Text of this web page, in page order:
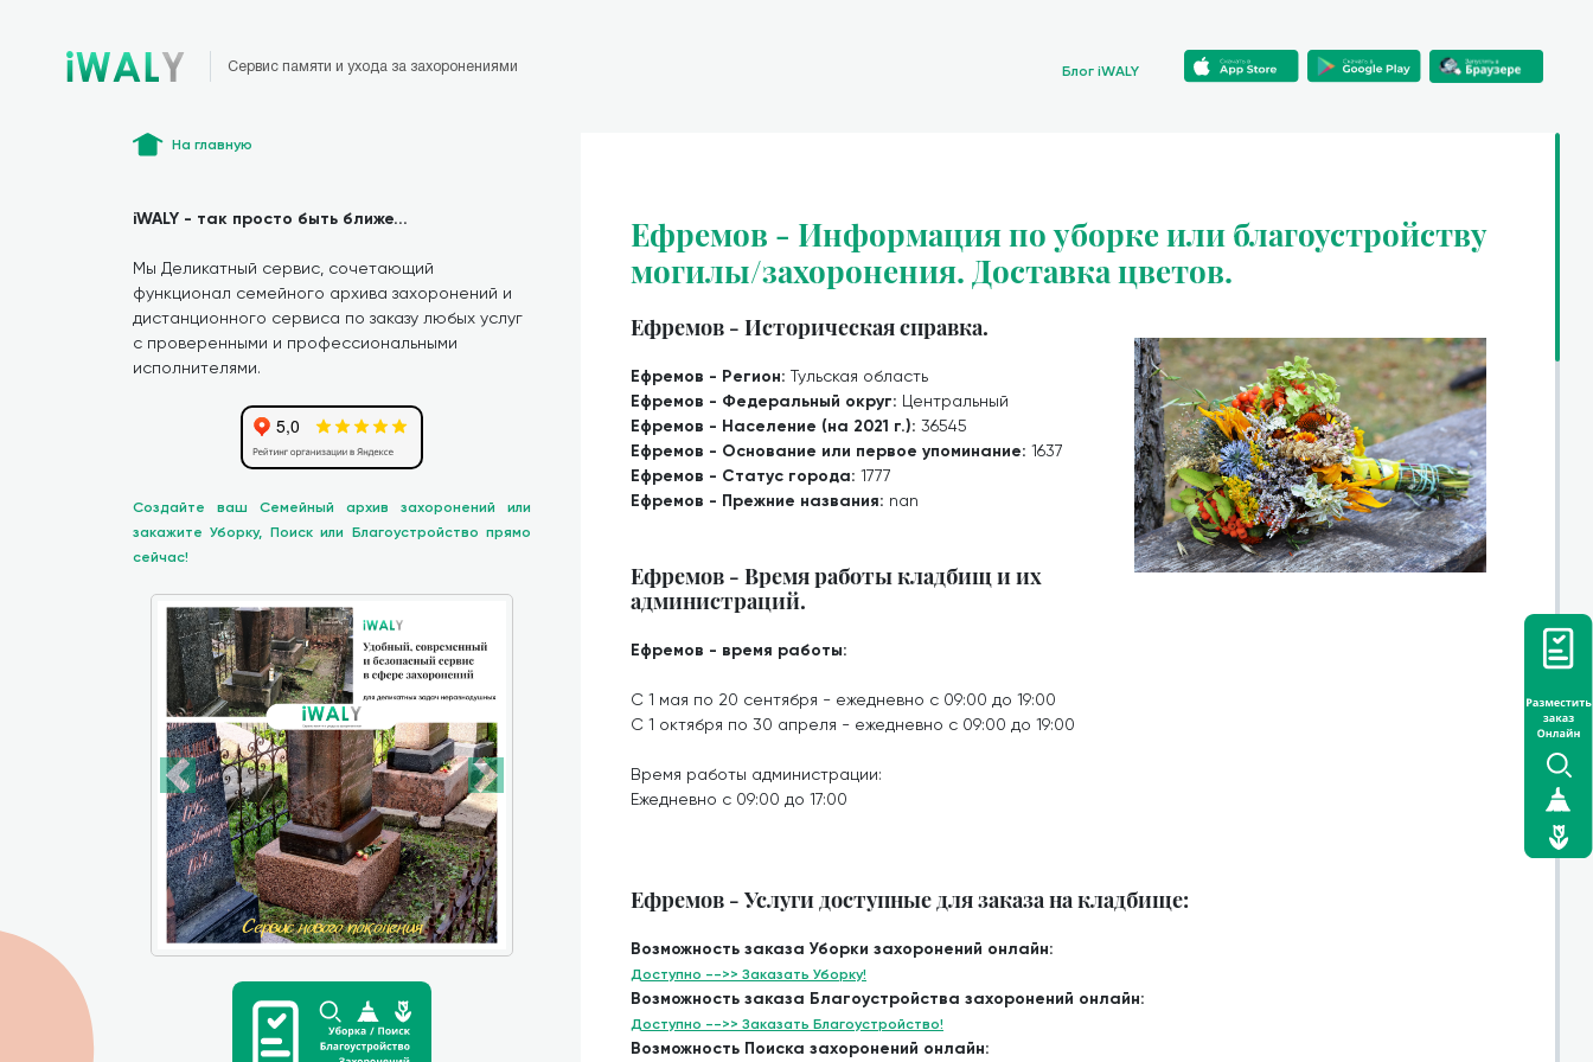
Сервис памяти и ухода за захоронениями Блог iWALY
На главную
iWALY - так просто быть ближе...
Мы Деликатный сервис, сочетающий
функционал семейного архива захоронений и
дистанционного сервиса по заказу любых услуг
с проверенными и профессиональными
исполнителями.
Создайте ваш Семейный архив захоронений или
закажите Уборку, Поиск или Благоустройство прямо
сейчас!
Ефремов - Информация по уборке или благоустройству
могилы/захоронения. Доставка цветов.
Ефремов - Историческая справка.
Ефремов - Регион: Тульская область
Ефремов - Федеральный округ: Центральный
Ефремов - Население (на 2021 г.): 36545
Ефремов - Основание или первое упоминание: 1637
Ефремов - Статус города: 1777
Ефремов - Прежние названия: nan
Ефремов - Время работы кладбищ и их
администраций.
Ефремов - время работы:
С 1 мая по 20 сентября - ежедневно с 09:00 до 19:00
С 1 октября по 30 апреля - ежедневно с 09:00 до 19:00
Время работы администрации:
Ежедневно с 09:00 до 17:00
Ефремов - Услуги доступные для заказа на кладбище:
Возможность заказа Уборки захоронений онлайн:
Доступно -->> Заказать Уборку!
Возможность заказа Благоустройства захоронений онлайн:
Доступно -->> Заказать Благоустройство!
Возможность Поиска захоронений онлайн: